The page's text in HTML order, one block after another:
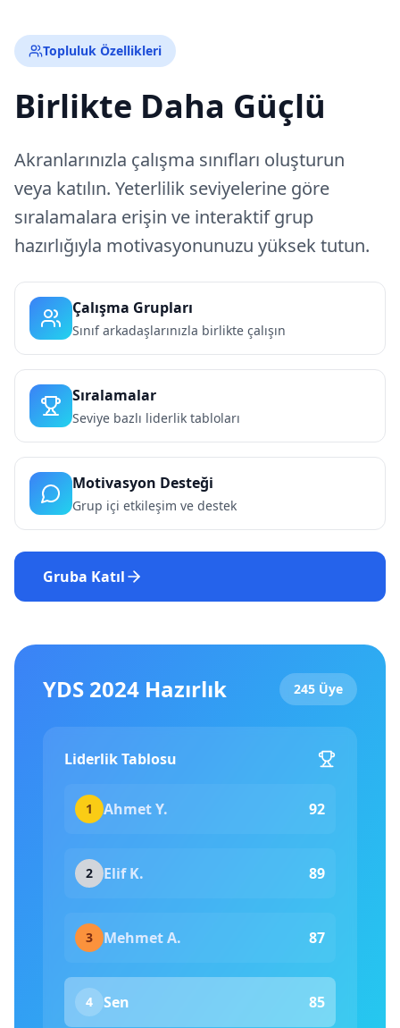
Topluluk Özellikleri
Birlikte Daha Güçlü
Akranlarınızla çalışma sınıfları oluşturun
veya katılın. Yeterlilik seviyelerine göre
sıralamalara erişin ve interaktif grup
hazırlığıyla motivasyonunuzu yüksek tutun.
Çalışma Grupları
Sınıf arkadaşlarınızla birlikte çalışın
Sıralamalar
Seviye bazlı liderlik tabloları
Motivasyon Desteği
Grup içi etkileşim ve destek
Gruba Katıl
YDS 2024 Hazırlık 245 Üye
Liderlik Tablosu
1 Ahmet Y. 92
2 Elif K. 89
3 Mehmet A. 87
4 Sen 85